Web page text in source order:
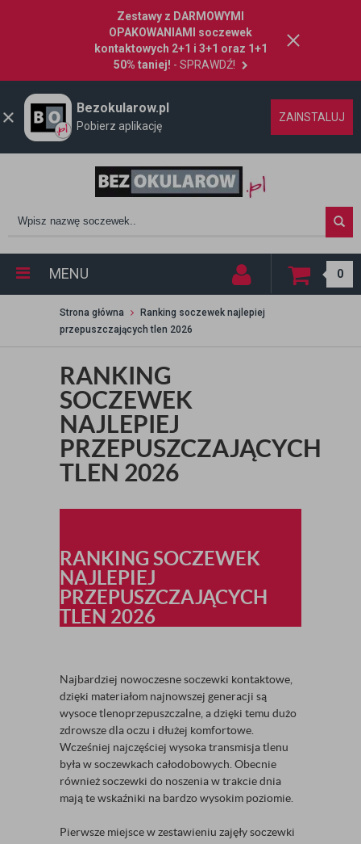
Zestawy z DARMOWYMI
OPAKOWANIAMI soczewek
kontaktowych 2+1 i 3+1 oraz 1+1
50% taniej! - SPRAWDŹ!
Bezokularow.pl
Pobierz aplikację
ZAINSTALUJ
MENU 0
Strona główna
Ranking soczewek najlepiej
przepuszczających tlen 2026
RANKING
SOCZEWEK
NAJLEPIEJ
PRZEPUSZCZAJĄCYCH
TLEN 2026
RANKING SOCZEWEK
NAJLEPIEJ
PRZEPUSZCZAJĄCYCH
TLEN 2026
Najbardziej nowoczesne soczewki kontaktowe,
dzięki materiałom najnowszej generacji są
wysoce tlenoprzepuszczalne, a dzięki temu dużo
zdrowsze dla oczu i dłużej komfortowe.
Wcześniej najczęściej wysoka transmisja tlenu
była w soczewkach całodobowych. Obecnie
również soczewki do noszenia w trakcie dnia
mają te wskaźniki na bardzo wysokim poziomie.
Pierwsze miejsce w zestawieniu zajęły soczewki